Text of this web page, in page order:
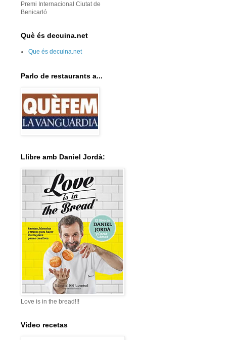
Premi Internacional Ciutat de
Benicarló
Què és decuina.net
Que és decuina.net
Parlo de restaurants a...
Llibre amb Daniel Jordà:
Love is in the bread!!!
Video recetas